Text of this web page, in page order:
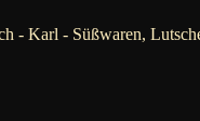
-Karl - Süßwaren,